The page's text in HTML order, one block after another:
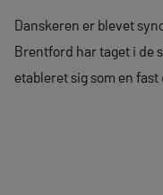
Danskeren er blevet
Brentford har taget i de
etableret sig som en